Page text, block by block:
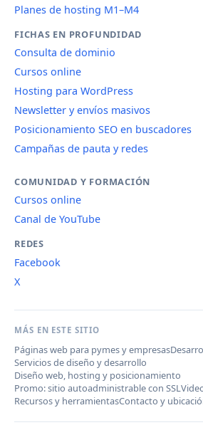
Planes de hosting M1–M4
FICHAS EN PROFUNDIDAD
Consulta de dominio
Cursos online
Hosting para WordPress
Newsletter y envíos masivos
Posicionamiento SEO en buscadores
Campañas de pauta y redes
COMUNIDAD Y FORMACIÓN
Cursos online
Canal de YouTube
REDES
Facebook
X
MÁS EN ESTE SITIO
Páginas web para pymes y empresas
Servicios de diseño y desarrollo
Diseño web, hosting y posicionamiento
Promo: sitio autoadministrable con SSL
Recursos y herramientasContacto y